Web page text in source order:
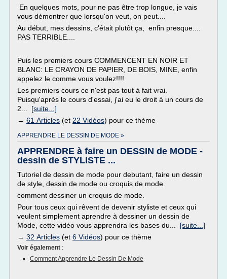
En quelques mots, pour ne pas être trop longue, je vais
vous démontrer que lorsqu'on veut, on peut....
Au début, mes dessins, c'était plutôt ça, enfin presque....
PAS TERRIBLE....
Puis les premiers cours COMMENCENT EN NOIR ET
BLANC: LE CRAYON DE PAPIER, DE BOIS, MINE, enfin
appelez le comme vous voulez!!!!
Les premiers cours ce n'est pas tout à fait vrai.
Puisqu'après le cours d'essai, j'ai eu le droit à un cours de
2... [suite...]
→ 61 Articles (et 22 Vidéos) pour ce thème
APPRENDRE LE DESSIN DE MODE »
APPRENDRE à faire un DESSIN de MODE -
dessin de STYLISTE ...
Tutoriel de dessin de mode pour debutant, faire un dessin
de style, dessin de mode ou croquis de mode.
comment dessiner un croquis de mode.
Pour tous ceux qui rêvent de devenir styliste et ceux qui
veulent simplement aprendre à dessiner un dessin de
Mode, cette vidéo vous apprendra les bases du... [suite...]
→ 32 Articles (et 6 Vidéos) pour ce thème
Voir également :
Comment Apprendre Le Dessin De Mode